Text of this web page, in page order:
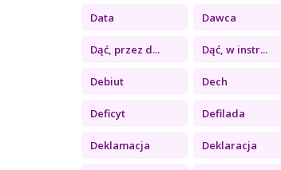
Data Dawca
Dąć, przez d... Dąć, w instr...
Debiut Dech
Deficyt Defilada
Deklamacja Deklaracja